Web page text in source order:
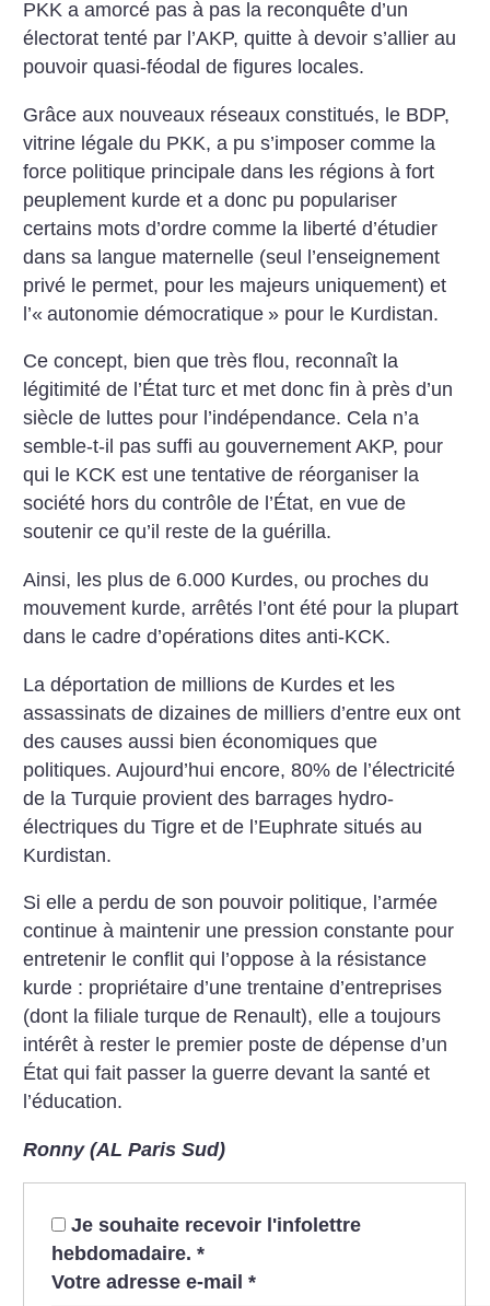
PKK a amorcé pas à pas la reconquête d’un
électorat tenté par l’AKP, quitte à devoir s’allier au
pouvoir quasi-féodal de figures locales.
Grâce aux nouveaux réseaux constitués, le BDP,
vitrine légale du PKK, a pu s’imposer comme la
force politique principale dans les régions à fort
peuplement kurde et a donc pu populariser
certains mots d’ordre comme la liberté d’étudier
dans sa langue maternelle (seul l’enseignement
privé le permet, pour les majeurs uniquement) et
l’« autonomie démocratique » pour le Kurdistan.
Ce concept, bien que très flou, reconnaît la
légitimité de l’État turc et met donc fin à près d’un
siècle de luttes pour l’indépendance. Cela n’a
semble-t-il pas suffi au gouvernement AKP, pour
qui le KCK est une tentative de réorganiser la
société hors du contrôle de l’État, en vue de
soutenir ce qu’il reste de la guérilla.
Ainsi, les plus de 6.000 Kurdes, ou proches du
mouvement kurde, arrêtés l’ont été pour la plupart
dans le cadre d’opérations dites anti-KCK.
La déportation de millions de Kurdes et les
assassinats de dizaines de milliers d’entre eux ont
des causes aussi bien économiques que
politiques. Aujourd’hui encore, 80% de l’électricité
de la Turquie provient des barrages hydro-
électriques du Tigre et de l’Euphrate situés au
Kurdistan.
Si elle a perdu de son pouvoir politique, l’armée
continue à maintenir une pression constante pour
entretenir le conflit qui l’oppose à la résistance
kurde : propriétaire d’une trentaine d’entreprises
(dont la filiale turque de Renault), elle a toujours
intérêt à rester le premier poste de dépense d’un
État qui fait passer la guerre devant la santé et
l’éducation.
Ronny (AL Paris Sud)
Je souhaite recevoir l'infolettre
hebdomadaire. *
Votre adresse e-mail *